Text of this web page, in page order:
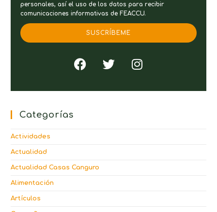
personales, así el uso de los datos para recibir
comunicaciones informativas de FEACCU.
SUSCRÍBEME
Categorías
Actividades
Actualidad
Actualidad Casas Canguro
Alimentación
Artículos